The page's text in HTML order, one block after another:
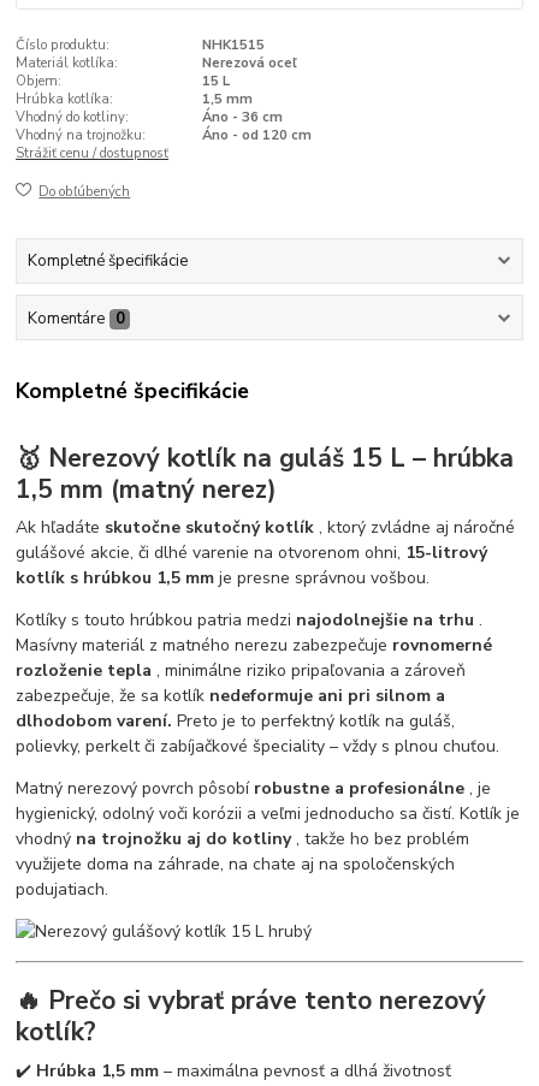
Číslo produktu:
NHK1515
Materiál kotlíka:
Nerezová oceľ
Objem:
15 L
Hrúbka kotlíka:
1,5 mm
Vhodný do kotliny:
Áno - 36 cm
Vhodný na trojnožku:
Áno - od 120 cm
Strážiť cenu / dostupnosť
Do obľúbených
Kompletné špecifikácie
Komentáre 0
Kompletné špecifikácie
🥇 Nerezový kotlík na guláš 15 L – hrúbka
1,5 mm (matný nerez)
Ak hľadáte skutočne skutočný kotlík , ktorý zvládne aj náročné
gulášové akcie, či dlhé varenie na otvorenom ohni, 15-litrový
kotlík s hrúbkou 1,5 mm je presne správnou vošbou.
Kotlíky s touto hrúbkou patria medzi najodolnejšie na trhu .
Masívny materiál z matného nerezu zabezpečuje rovnomerné
rozloženie tepla , minimálne riziko pripaľovania a zároveň
zabezpečuje, že sa kotlík nedeformuje ani pri silnom a
dlhodobom varení. Preto je to perfektný kotlík na guláš,
polievky, perkelt či zabíjačkové špeciality – vždy s plnou chuťou.
Matný nerezový povrch pôsobí robustne a profesionálne , je
hygienický, odolný voči korózii a veľmi jednoducho sa čistí. Kotlík je
vhodný na trojnožku aj do kotliny, takže ho bez problém
využijete doma na záhrade, na chate aj na spoločenských
podujatiach.
🔥 Prečo si vybrať práve tento nerezový
kotlík?
✔️ Hrúbka 1,5 mm – maximálna pevnosť a dlhá životnosť